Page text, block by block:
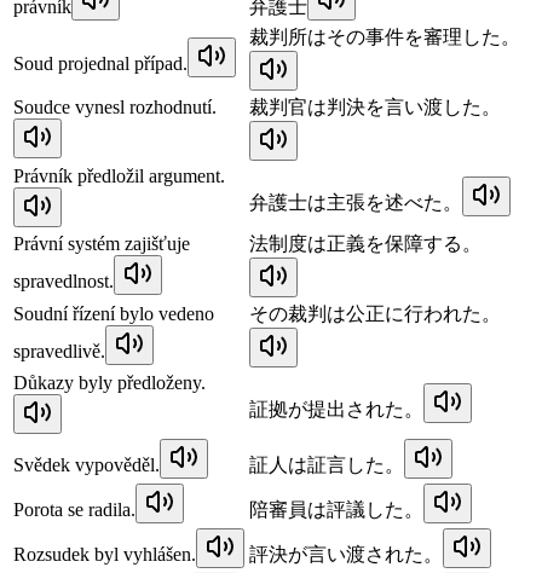
právník 弁護士
Soud projednal případ.
裁判所はその事件を審理した。
Soudce vynesl rozhodnutí. 裁判官は判決を言い渡した。
Právník předložil argument.
弁護士は主張を述べた。
Právní systém zajišťuje
spravedlnost.
法制度は正義を保障する。
Soudní řízení bylo vedeno
spravedlivě.
その裁判は公正に行われた。
Důkazy byly předloženy.
証拠が提出された。
Svědek vypověděl. 証人は証言した。
Porota se radila. 陪審員は評議した。
Rozsudek byl vyhlášen. 評決が言い渡された。